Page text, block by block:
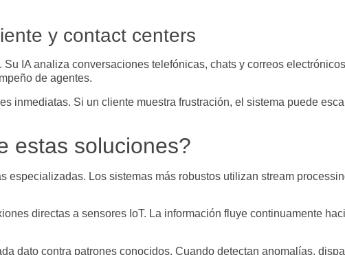
y contact centers
IA analiza conversaciones telefónicas, chats y correos
de agentes.
inmediatas. Si un cliente muestra frustración, el sistema puede
estas soluciones?
especializadas. Los sistemas más robustos utilizan stream
directas a sensores IoT. La información fluye continuamente
dato contra patrones conocidos. Cuando detectan anomalías,